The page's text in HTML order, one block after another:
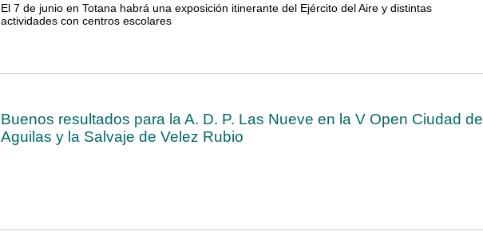
El 7 de junio en Totana habrá una exposición itinerante del Ejército del Aire y distintas
actividades con centros escolares
Buenos resultados para la A. D. P. Las Nueve en la V Open Ciudad de
Aguilas y la Salvaje de Velez Rubio